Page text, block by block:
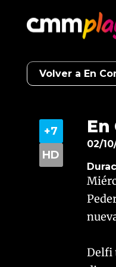
Volver a En
En
02/
Delfi